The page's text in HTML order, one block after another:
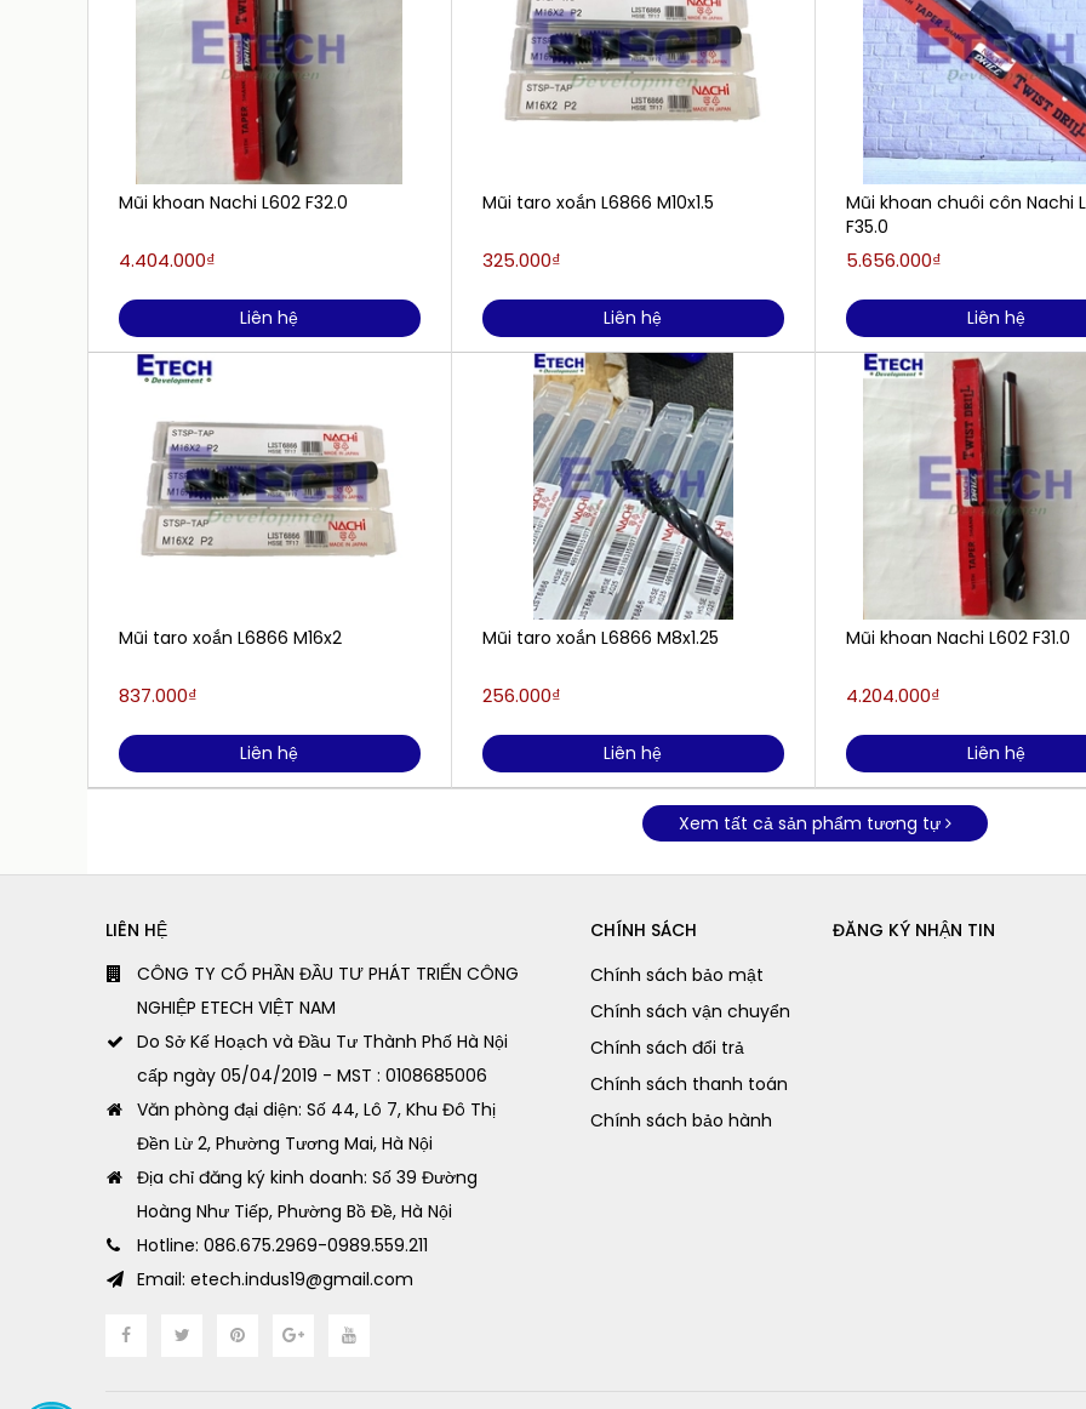
Mũi khoan Nachi L602 F32.0
4.404.000₫
Liên hệ
Mũi taro xoắn L6866 M16x2
837.000₫
Liên hệ
Mũi taro xoắn L6866 M10x1.5
325.000₫
Liên hệ
Mũi taro xoắn L6866 M8x1.25
256.000₫
Liên hệ
Mũi khoan chuôi côn Nachi
F35.0
5.656.000₫
Liên hệ
Mũi khoan Nachi L602 F31.0
4.204.000₫
Liên hệ
Xem tất cả sản phẩm tương tự
LIÊN HỆ
CÔNG TY CỔ PHẦN ĐẦU TƯ PHÁT TRIỂN CÔNG
NGHIỆP ETECH VIỆT NAM
Do Sở Kế Hoạch và Đầu Tư Thành Phố Hà Nội
cấp ngày 05/04/2019 - MST : 0108685006
Văn phòng đại diện: Số 44, Lô 7, Khu Đô Thị
Đền Lừ 2, Phường Tương Mai, Hà Nội
Địa chỉ đăng ký kinh doanh: Số 39 Đường
Hoàng Như Tiếp, Phường Bồ Đề, Hà Nội
Hotline: 086.675.2969-0989.559.211
Email: etech.indus19@gmail.com
CHÍNH SÁCH
Chính sách bảo mật
Chính sách vận chuyển
Chính sách đổi trả
Chính sách thanh toán
Chính sách bảo hành
ĐĂNG KÝ NHẬN TIN